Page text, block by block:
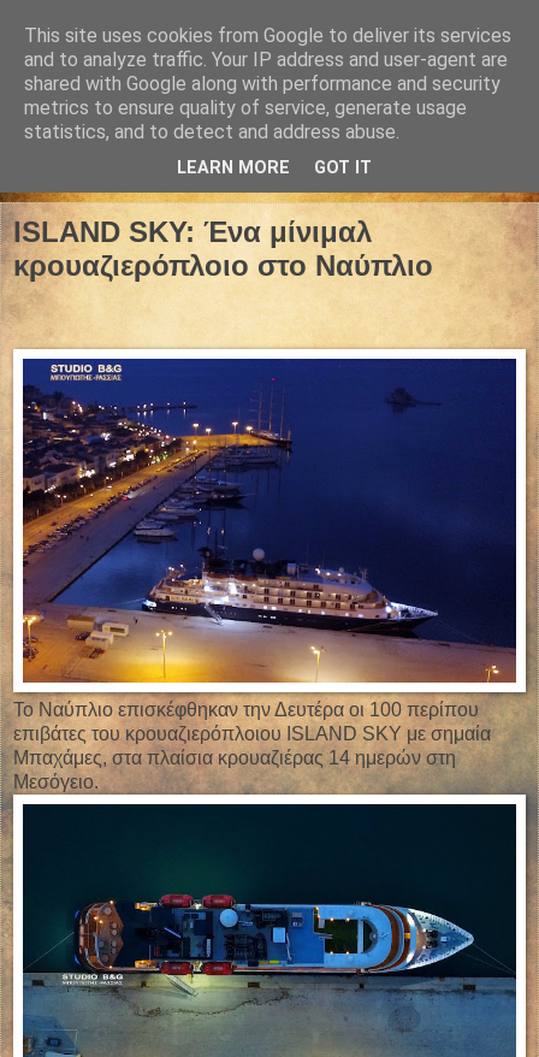
22 Νοεμβρίου 2021
ISLAND SKY: Ένα μίνιμαλ
κρουαζιερόπλοιο στο Ναύπλιο
Το Ναύπλιο επισκέφθηκαν την Δευτέρα οι 100 περίπου
επιβάτες του κρουαζιερόπλοιου ISLAND SKY με σημαία
Μπαχάμες, στα πλαίσια κρουαζιέρας 14 ημερών στη
Μεσόγειο.
This site uses cookies from Google to deliver its services
and to analyze traffic. Your IP address and user-agent are
shared with Google along with performance and security
metrics to ensure quality of service, generate usage
statistics, and to detect and address abuse.
LEARN MORE GOT IT